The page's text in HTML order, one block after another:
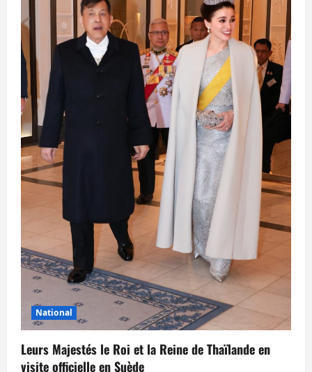
National
Leurs Majestés le Roi et la Reine de Thaïlande en
visite officielle en Suède